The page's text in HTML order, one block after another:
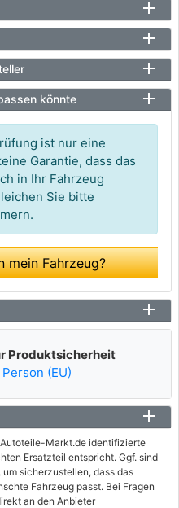
könnte
ist nur eine
Garantie, dass das
in Ihr Fahrzeug
Sie bitte
mein Fahrzeug?
Produktsicherheit
(EU)
Markt.de identifizierte
Ersatzteil entspricht. Ggf. sind
sicherzustellen, dass das
Fahrzeug passt. Bei Fragen
an den Anbieter